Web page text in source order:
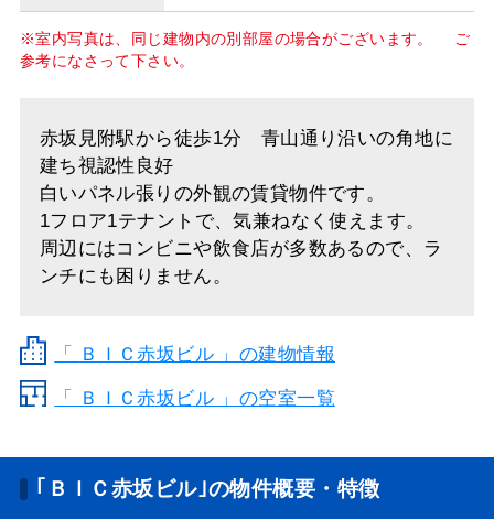
※室内写真は、同じ建物内の別部屋の場合がございます。 ご
参考になさって下さい。
赤坂見附駅から徒歩1分 青山通り沿いの角地に
建ち視認性良好
白いパネル張りの外観の賃貸物件です。
1フロア1テナントで、気兼ねなく使えます。
周辺にはコンビニや飲食店が多数あるので、ラ
ンチにも困りません。
「 ＢＩＣ赤坂ビル 」の建物情報
「 ＢＩＣ赤坂ビル 」の空室一覧
｢ＢＩＣ赤坂ビル｣の物件概要・特徴